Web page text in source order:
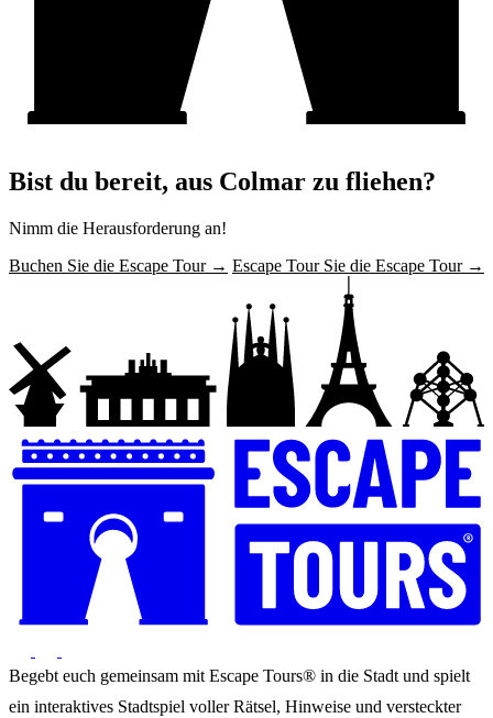
Bist du bereit, aus Colmar zu fliehen?
Nimm die Herausforderung an!
Buchen Sie die Escape Tour → Escape Tour Sie die Escape Tour →
Begebt euch gemeinsam mit Escape Tours® in die Stadt und spielt
ein interaktives Stadtspiel voller Rätsel, Hinweise und versteckter